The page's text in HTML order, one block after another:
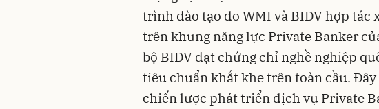
trình đào tạo do WMI và BIDV hợp tác
trên khung năng lực Private Banker
bộ BIDV đạt chứng chỉ nghề nghiệp
tiêu chuẩn khắt khe trên toàn cầu.
chiến lược phát triển dịch vụ Private